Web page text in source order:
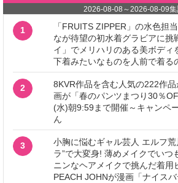
2026-08-08 ～2026-08-09
1
「FRUITS ZIPPER」の水色担
なが待望の初水着グラビアに挑
イ」でメリハリのある美ボディ
下着みたいなものを人前で着る
2
8KVR作品を含む人気の222作
画が「春のパンツまつり30％
(水)朝9:59まで開催～キャンペ
ん
3
小胸に悩むギャル芸人 エルフ
ラ”で大変身! 薄めメイクでいつ
ニンなヘアメイクで挑んだ着用
PEACH JOHNが漫画「ナイス